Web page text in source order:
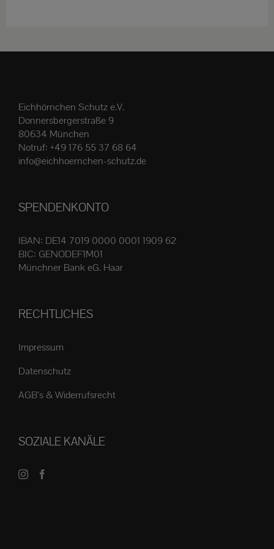
können
auf
der
Produktseite
Eichhörnchen Schutz e.V.
Donnersbergerstraße 9
80634 München
Notruf: +49 176 55 37 68 64
info@eichhoernchen-schutz.de
SPENDENKONTO
IBAN: DE14 7019 0000 0001 1909 62
BIC: GENODEF1M01
Münchner Bank eG. Haar
RECHTLICHES
Impressum
Datenschutz
AGB’s & Widerrufsrecht
SOZIALE KANÄLE